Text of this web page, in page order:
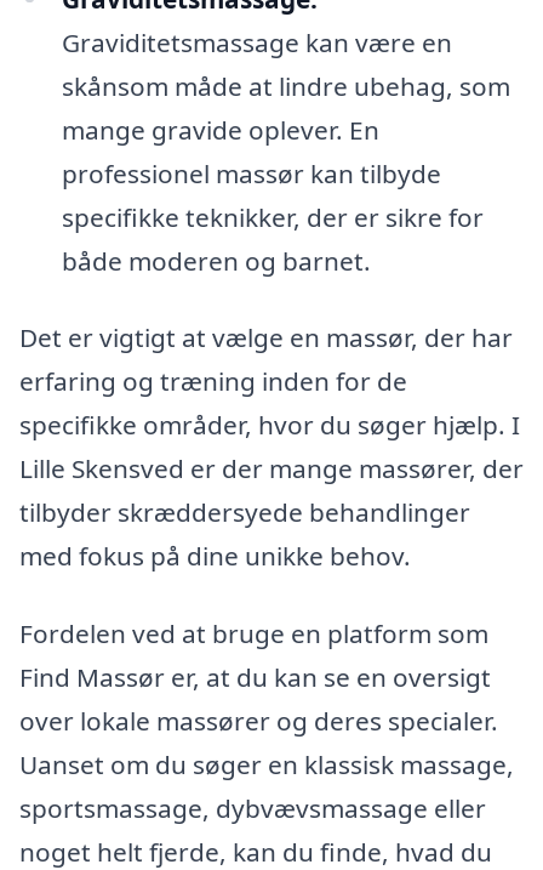
Graviditetsmassage kan være en
skånsom måde at lindre ubehag, som
mange gravide oplever. En
professionel massør kan tilbyde
specifikke teknikker, der er sikre for
både moderen og barnet.
Det er vigtigt at vælge en massør, der har
erfaring og træning inden for de
specifikke områder, hvor du søger hjælp. I
Lille Skensved er der mange massører, der
tilbyder skræddersyede behandlinger
med fokus på dine unikke behov.
Fordelen ved at bruge en platform som
Find Massør er, at du kan se en oversigt
over lokale massører og deres specialer.
Uanset om du søger en klassisk massage,
sportsmassage, dybvævsmassage eller
noget helt fjerde, kan du finde, hvad du